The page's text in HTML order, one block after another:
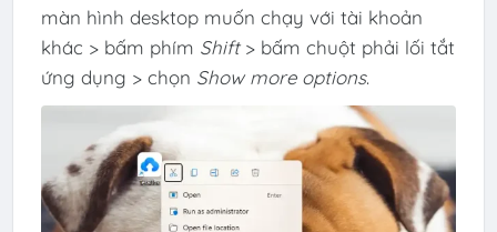
màn hình desktop muốn chạy với tài khoản
khác > bấm phím Shift> bấm chuột phải lối tắt
ứng dụng > chọn Show more options.